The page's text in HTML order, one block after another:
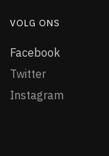
VOLG ONS
Facebook
Twitter
Instagram